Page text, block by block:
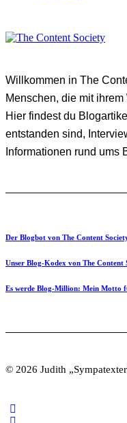
Willkommen in The
Menschen, die mit
Hier findest du
entstanden sind,
Informationen rund ums
Der Blogbot von The Content
Unser Blog-Kodex von The Content
Es werde Blog-Million: Mein Motto
© 2026 Judith